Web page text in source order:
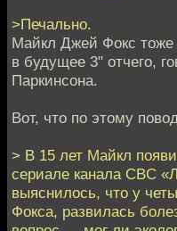
>Печально.
Майкл Джей Фокс тоже
в будущее 3" отчего,
Паркинсона.
Вот, что по этому
> В 15 лет Майкл
сериале канала CBC
выяснилось, что у
Фокса, развилась